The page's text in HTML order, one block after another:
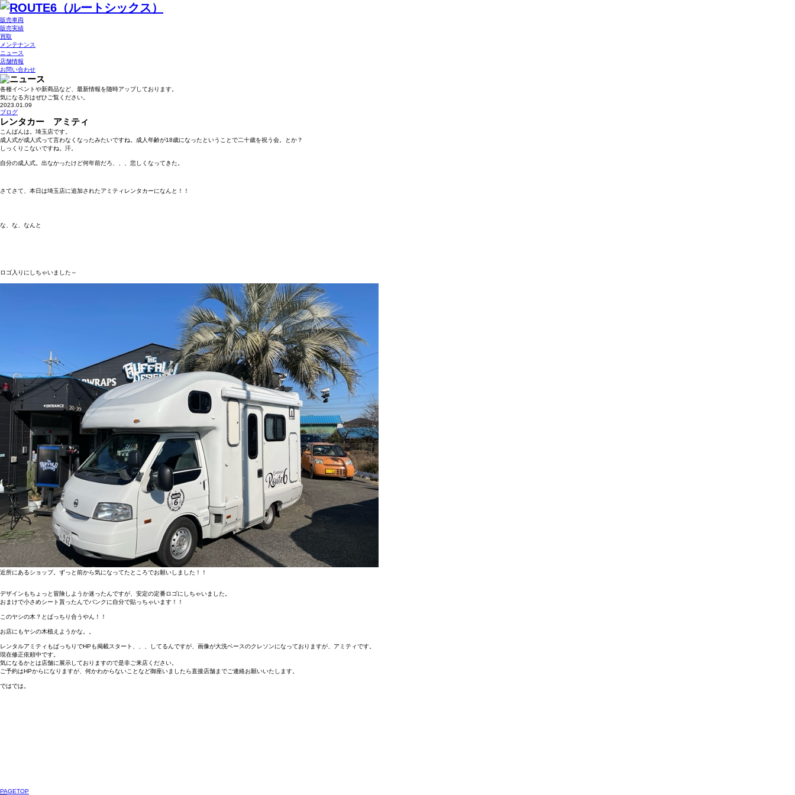
販売車両
販売実績
買取
メンテナンス
ニュース
店舗情報
お問い合わせ
各種イベントや新商品など、最新情報を随時アップしております。
気になる方はぜひご覧ください。
2023.01.09
ブログ
レンタカー アミティ
こんばんは。埼玉店です。
成人式が成人式って言わなくなったみたいですね。成人年齢が18歳になったということで二十歳を祝う会。とか？
しっくりこないですね。汗。
自分の成人式。出なかったけど何年前だろ、、、悲しくなってきた。
さてさて、本日は埼玉店に追加されたアミティレンタカーになんと！！
な、な、なんと
ロゴ入りにしちゃいました～
近所にあるショップ。ずっと前から気になってたところでお願いしました！！
デザインもちょっと冒険しようか迷ったんですが、安定の定番ロゴにしちゃいました。
おまけで小さめシート貰ったんでバンクに自分で貼っちゃいます！！
このヤシの木？とばっちり合うやん！！
お店にもヤシの木植えようかな。。
レンタルアミティもばっちりでHPも掲載スタート、、、してるんですが、画像が大洗ベースのクレソンになっておりますが、アミティです。
現在修正依頼中です。
気になるかとは店舗に展示しておりますので是非ご来店ください。
ご予約はHPからになりますが、何かわからないことなど御座いましたら直接店舗までご連絡お願いいたします。
ではでは。
PAGETOP